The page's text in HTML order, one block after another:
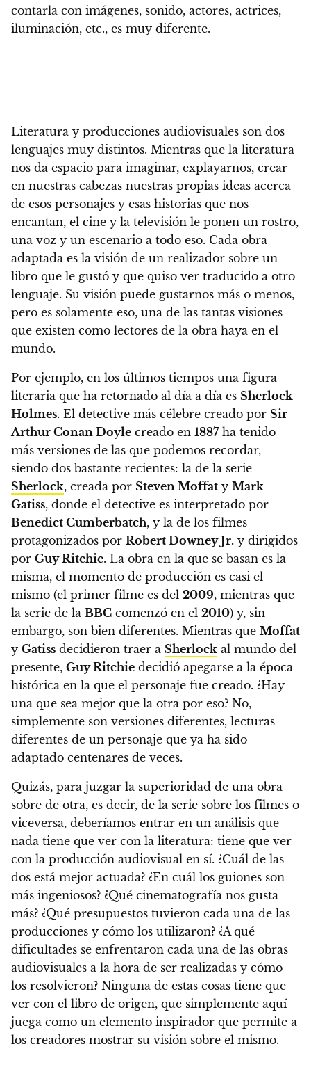
contarla con imágenes, sonido, actores, actrices,
iluminación, etc., es muy diferente.
Literatura y producciones audiovisuales son dos
lenguajes muy distintos. Mientras que la literatura
nos da espacio para imaginar, explayarnos, crear
en nuestras cabezas nuestras propias ideas acerca
de esos personajes y esas historias que nos
encantan, el cine y la televisión le ponen un rostro,
una voz y un escenario a todo eso. Cada obra
adaptada es la visión de un realizador sobre un
libro que le gustó y que quiso ver traducido a otro
lenguaje. Su visión puede gustarnos más o menos,
pero es solamente eso, una de las tantas visiones
que existen como lectores de la obra haya en el
mundo.
Por ejemplo, en los últimos tiempos una figura
literaria que ha retornado al día a día es Sherlock
Holmes. El detective más célebre creado por Sir
Arthur Conan Doyle creado en 1887ha tenido
más versiones de las que podemos recordar,
siendo dos bastante recientes: la de la serie
Sherlock, creada por Steven Moffat y Mark
Gatiss, donde el detective es interpretado por
Benedict Cumberbatch, y la de los filmes
protagonizados por Robert Downey Jr. y dirigidos
por Guy Ritchie. La obra en la que se basan es la
misma, el momento de producción es casi el
mismo (el primer filme es del 2009, mientras que
la serie de la BBC comenzó en el 2010) y, sin
embargo, son bien diferentes. Mientras que Moffat
y Gatiss decidieron traer a Sherlock al mundo del
presente, Guy Ritchie decidió apegarse a la época
histórica en la que el personaje fue creado. ¿Hay
una que sea mejor que la otra por eso? No,
simplemente son versiones diferentes, lecturas
diferentes de un personaje que ya ha sido
adaptado centenares de veces.
Quizás, para juzgar la superioridad de una obra
sobre de otra, es decir, de la serie sobre los filmes o
viceversa, deberíamos entrar en un análisis que
nada tiene que ver con la literatura: tiene que ver
con la producción audiovisual en sí. ¿Cuál de las
dos está mejor actuada? ¿En cuál los guiones son
más ingeniosos? ¿Qué cinematografía nos gusta
más? ¿Qué presupuestos tuvieron cada una de las
producciones y cómo los utilizaron? ¿A qué
dificultades se enfrentaron cada una de las obras
audiovisuales a la hora de ser realizadas y cómo
los resolvieron? Ninguna de estas cosas tiene que
ver con el libro de origen, que simplemente aquí
juega como un elemento inspirador que permite a
los creadores mostrar su visión sobre el mismo.